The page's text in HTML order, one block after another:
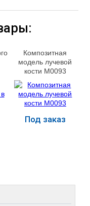
Композитная
модель лучевой
кости М0093
Под заказ